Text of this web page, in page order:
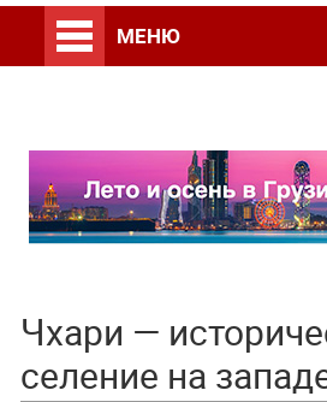
МЕНЮ
Чхари —
селение на